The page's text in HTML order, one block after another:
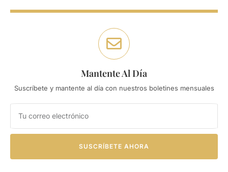
Mantente Al Día
Suscríbete y mantente al día con nuestros boletines mensuales
SUSCRÍBETE AHORA